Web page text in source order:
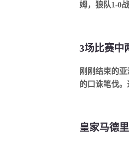
姆，狼队1-0
刚刚结束的
的口诛笔伐